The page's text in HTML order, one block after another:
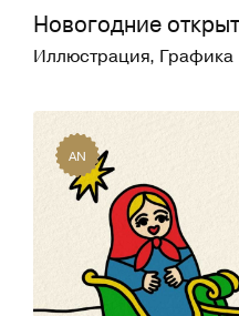
Новогодние
Иллюстрация, Графика
AN